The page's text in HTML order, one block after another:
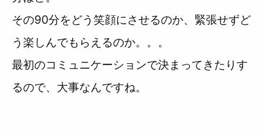
その90分をどう笑顔にさせるのか、緊張せずど
う楽しんでもらえるのか。。。
最初のコミュニケーションで決まってきたりす
るので、大事なんですね。